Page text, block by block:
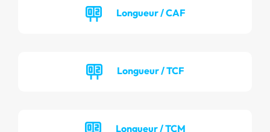
Longueur / CAF
Longueur / TCF
Longueur / TCM